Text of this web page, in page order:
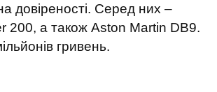
довіреності. Серед них –
200, а також Aston Martin DB9.
гривень.